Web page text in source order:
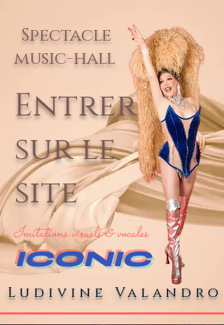
Spectacle
music-hall
Imitations visuels & vocales
Entrer
sur le
site
ICONIC
Ludivine Valandro